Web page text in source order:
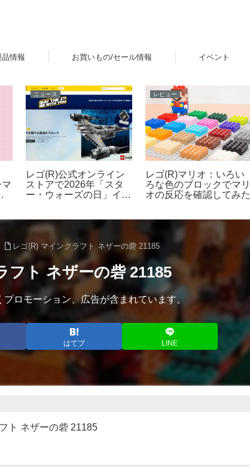
品情報 お買いもの/セール情報 イベント
ニュース
レゴ(R)公式オンライン
ストアで2026年「スタ
ー・ウォーズの日」イベ
ゼントやUCS新作発売
レビュー
レゴ(R)マリオ：いろい
ろな色のブロックでマリ
オの反応を確認してみた
レゴ(R) マインクラフト ネザーの砦 21185
フト ネザーの砦 21185
ロモーション、広告が含まれています。
はてブ LINE
ト ネザーの砦 21185